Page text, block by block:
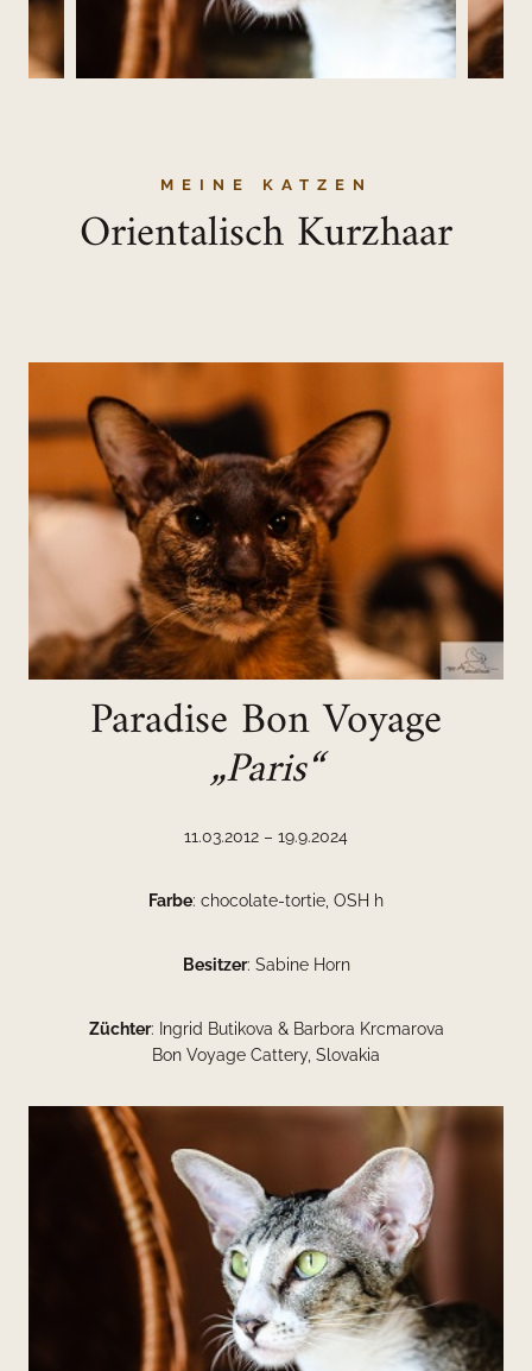
MEINE KATZEN
Orientalisch Kurzhaar
Paradise Bon Voyage
„Paris“
11.03.2012 – 19.9.2024
Farbe: chocolate-tortie, OSH h
Besitzer: Sabine Horn
Züchter: Ingrid Butikova & Barbora Krcmarova
Bon Voyage Cattery, Slovakia